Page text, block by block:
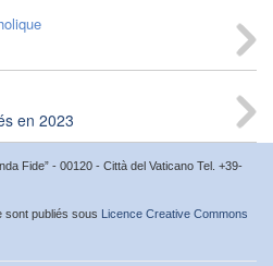
en 2023
Fide” - 00120 - Città del Vaticano Tel. +39-
sont publiés sous Licence Creative Commons